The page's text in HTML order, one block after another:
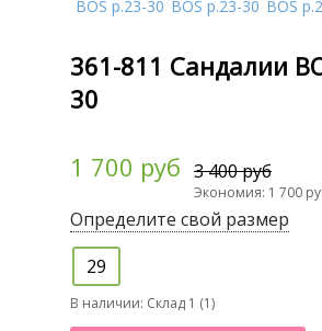
361-811 Сандалии
30
1 700 руб 3 400 руб
Экономия: 1 700
Определите свой размер
29
В наличии: Склад 1 (1)